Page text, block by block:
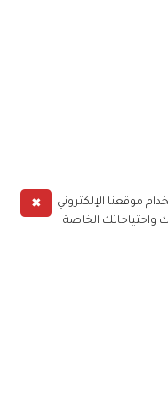
✖
موقعنا الإلكتروني
واحتياجاتك الخاصة